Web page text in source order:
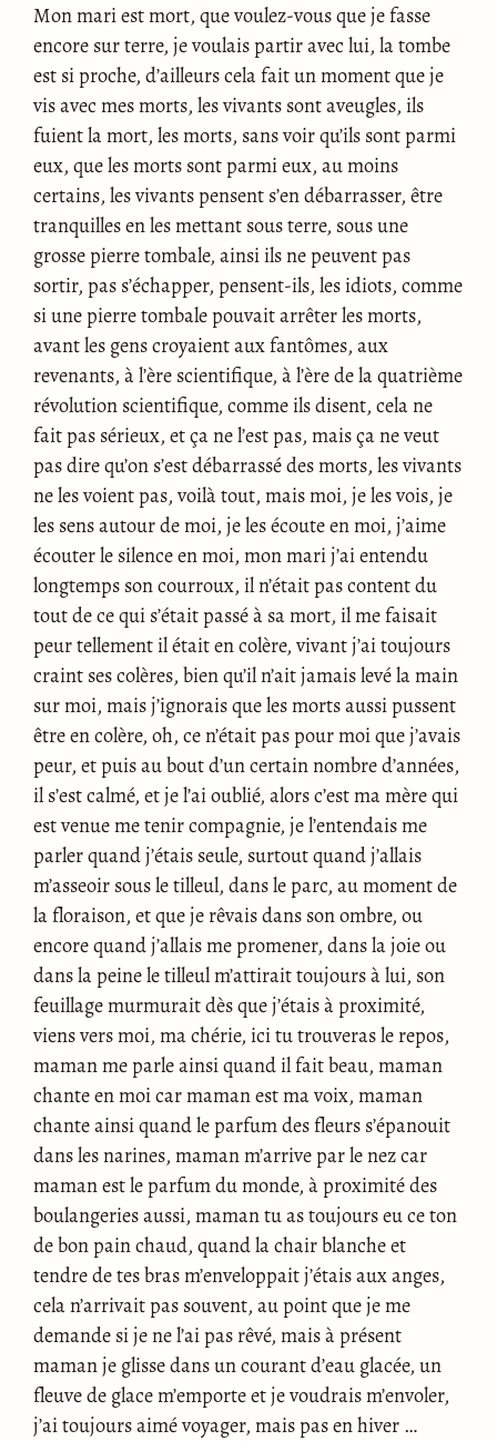
Mon mari est mort, que voulez-vous que je fasse
encore sur terre, je voulais partir avec lui, la tombe
est si proche, d’ailleurs cela fait un moment que je
vis avec mes morts, les vivants sont aveugles, ils
fuient la mort, les morts, sans voir qu’ils sont parmi
eux, que les morts sont parmi eux, au moins
certains, les vivants pensent s’en débarrasser, être
tranquilles en les mettant sous terre, sous une
grosse pierre tombale, ainsi ils ne peuvent pas
sortir, pas s’échapper, pensent-ils, les idiots, comme
si une pierre tombale pouvait arrêter les morts,
avant les gens croyaient aux fantômes, aux
revenants, à l’ère scientifique, à l’ère de la quatrième
révolution scientifique, comme ils disent, cela ne
fait pas sérieux, et ça ne l’est pas, mais ça ne veut
pas dire qu’on s’est débarrassé des morts, les vivants
ne les voient pas, voilà tout, mais moi, je les vois, je
les sens autour de moi, je les écoute en moi, j’aime
écouter le silence en moi, mon mari j’ai entendu
longtemps son courroux, il n’était pas content du
tout de ce qui s’était passé à sa mort, il me faisait
peur tellement il était en colère, vivant j’ai toujours
craint ses colères, bien qu’il n’ait jamais levé la main
sur moi, mais j’ignorais que les morts aussi pussent
être en colère, oh, ce n’était pas pour moi que j’avais
peur, et puis au bout d’un certain nombre d’années,
il s’est calmé, et je l’ai oublié, alors c’est ma mère qui
est venue me tenir compagnie, je l’entendais me
parler quand j’étais seule, surtout quand j’allais
m’asseoir sous le tilleul, dans le parc, au moment de
la floraison, et que je rêvais dans son ombre, ou
encore quand j’allais me promener, dans la joie ou
dans la peine le tilleul m’attirait toujours à lui, son
feuillage murmurait dès que j’étais à proximité,
viens vers moi, ma chérie, ici tu trouveras le repos,
maman me parle ainsi quand il fait beau, maman
chante en moi car maman est ma voix, maman
chante ainsi quand le parfum des fleurs s’épanouit
dans les narines, maman m’arrive par le nez car
maman est le parfum du monde, à proximité des
boulangeries aussi, maman tu as toujours eu ce ton
de bon pain chaud, quand la chair blanche et
tendre de tes bras m’enveloppait j’étais aux anges,
cela n’arrivait pas souvent, au point que je me
demande si je ne l’ai pas rêvé, mais à présent
maman je glisse dans un courant d’eau glacée, un
fleuve de glace m’emporte et je voudrais m’envoler,
j’ai toujours aimé voyager, mais pas en hiver …